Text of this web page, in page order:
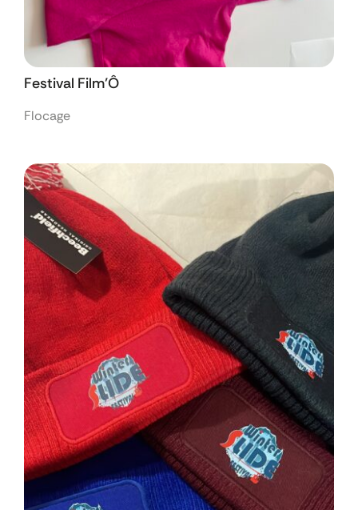
Festival Film’Ô
Flocage